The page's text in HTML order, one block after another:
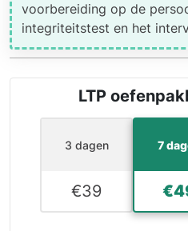
voorbereiding op de
integriteitstest en het
LTP
3 dagen
€39
7
€